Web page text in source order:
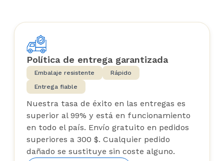
Política de entrega garantizada
Embalaje resistente
Rápido
Entrega fiable
Nuestra tasa de éxito en las entregas es
superior al 99% y está en funcionamiento
en todo el país. Envío gratuito en pedidos
superiores a 300 $. Cualquier pedido
dañado se sustituye sin coste alguno.